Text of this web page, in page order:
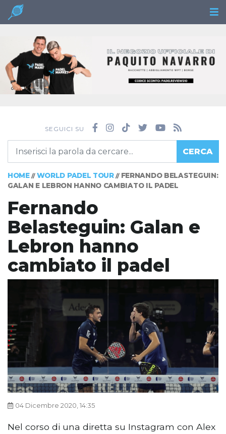
SEGUICI SU
CERCA
HOME// WORLD PADEL TOUR// FERNANDO BELASTEGUIN:
GALAN E LEBRON HANNO CAMBIATO IL PADEL
Fernando
Belasteguin: Galan e
Lebron hanno
cambiato il padel
04 Dicembre 2020, 14:35
Nel corso di una diretta su Instagram con Alex